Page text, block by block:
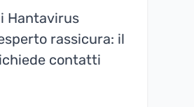
Hantavirus
rassicura: il
contatti